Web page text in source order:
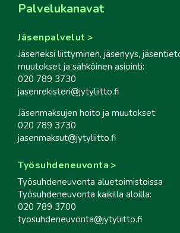
Palvelukanavat
Jäsenpalvelut
Jäseneksi liittyminen, jäsenyys,
muutokset ja sähköinen asiointi:
020 789 3730
jasenrekisteri@jytyliitto.fi
Jäsenmaksujen hoito ja muutokset:
020 789 3730
jasenmaksut@jytyliitto.fi
Työsuhdeneuvonta
Työsuhdeneuvonta aluetoimistoissa
Työsuhdeneuvonta kaikilla aloilla:
020 789 3700
tyosuhdeneuvonta@jytyliitto.fi